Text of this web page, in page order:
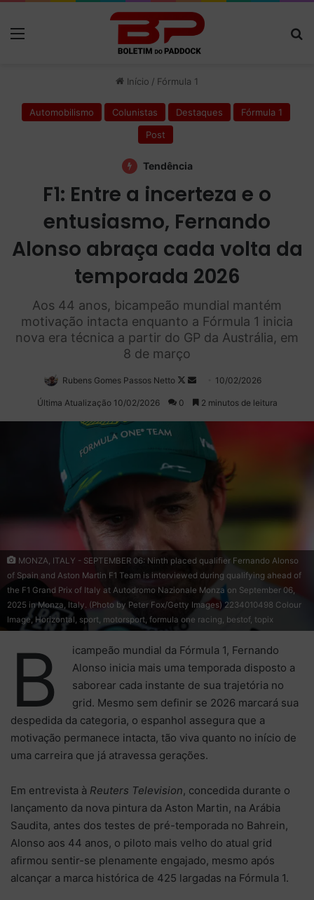
Início / Fórmula 1
Automobilismo Colunistas Destaques
Fórmula 1
Post
Tendência
F1: Entre a incerteza e o
entusiasmo, Fernando
Alonso abraça cada volta da
temporada 2026
Aos 44 anos, bicampeão mundial mantém
motivação intacta enquanto a Fórmula 1 inicia
nova era técnica a partir do GP da Austrália, em
8 de março
Rubens Gomes Passos Netto
Follow
on
Mande
um
mail
10/02/2026
Última Atualização 10/02/2026 0 2 minutos de leitura
MONZA, ITALY - SEPTEMBER 06: Ninth placed qualifier Fernando Alonso
of Spain and Aston Martin F1 Team is interviewed during qualifying ahead of
the F1 Grand Prix of Italy at Autodromo Nazionale Monza on September 06,
2025 in Monza, Italy. (Photo by Peter Fox/Getty Images) 2234010498 Colour
Image, Horizontal, sport, motorsport, formula one racing, bestof, topix
B
icampeão mundial da Fórmula 1, Fernando
Alonso inicia mais uma temporada disposto a
saborear cada instante de sua trajetória no
grid. Mesmo sem definir se 2026 marcará sua
despedida da categoria, o espanhol assegura que a
motivação permanece intacta, tão viva quanto no início de
uma carreira que já atravessa gerações.
Em entrevista à Reuters Television, concedida durante o
lançamento da nova pintura da Aston Martin, na Arábia
Saudita, antes dos testes de pré-temporada no Bahrein,
Alonso aos 44 anos, o piloto mais velho do atual grid
afirmou sentir-se plenamente engajado, mesmo após
alcançar a marca histórica de 425 largadas na Fórmula 1.